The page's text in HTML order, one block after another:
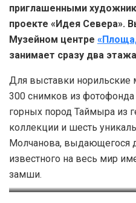
приглашенными
проекте «Идея Севера».
Музейном центре
занимает сразу два
Для выставки норильские
300 снимков из
горных пород Таймыра из
коллекции и шесть
Молчанова, выдающегося
известного на весь мир
замши.
Картины Бориса Молчанова из